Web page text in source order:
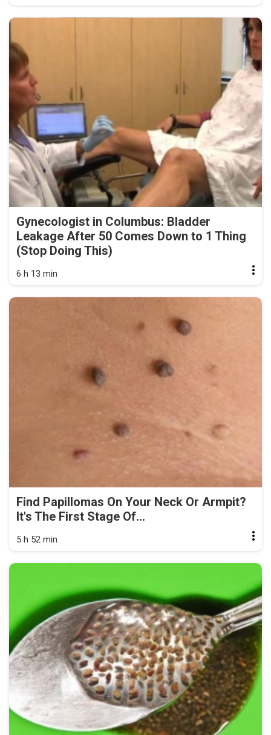
Gynecologist in Columbus: Bladder
Leakage After 50 Comes Down to 1 Thing
(Stop Doing This)
6 h 13 min
Find Papillomas On Your Neck Or Armpit?
It's The First Stage Of...
5 h 52 min